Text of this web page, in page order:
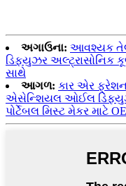
અગાઉના: આવશ્યક તેલ
ડિફ્યુઝર અલ્ટ્રાસોનિક
સાથે
આગળ: કાર એર
એસેન્શિયલ ઓઈલ
પોર્ટેબલ મિસ્ટ મેકર માટે